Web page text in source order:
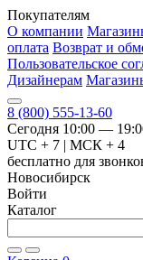
Покупателям
О компании
оплата Возврат и
Пользовательское
Дизайнерам
8 (800) 555-13-60
Сегодня 10:00 —
UTC + 7 | МСК + 4
бесплатно для
Новосибирск
Войти
Каталог